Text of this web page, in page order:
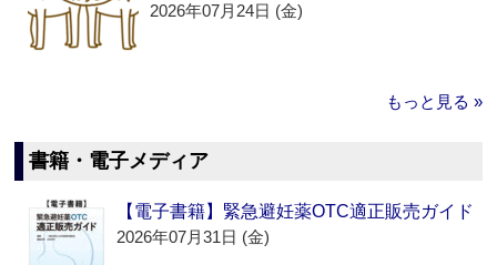
2026年07月24日 (金)
もっと見る »
書籍・電子メディア
【電子書籍】緊急避妊薬OTC適正販売ガイド
2026年07月31日 (金)